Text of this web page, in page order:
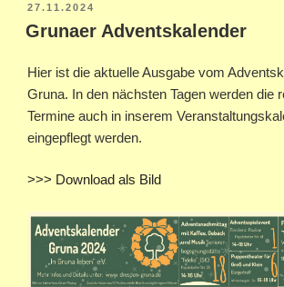
VERÖFFENTLICHT
AM
27.11.2024
Grunaer Adventskalender
Hier ist die aktuelle Ausgabe vom
Gruna. In den nächsten Tagen werden die
Termine auch in inserem
eingepflegt werden.
>>> Download als Bild